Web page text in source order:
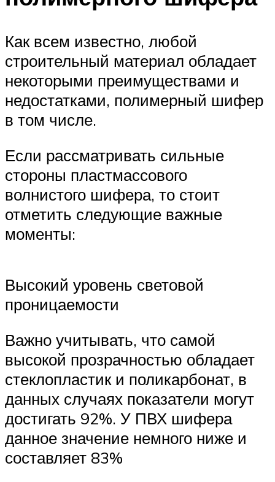
Как всем известно, любой
строительный материал обладает
некоторыми преимуществами и
недостатками, полимерный шифер
в том числе.
Если рассматривать сильные
стороны пластмассового
волнистого шифера, то стоит
отметить следующие важные
моменты:
Высокий уровень световой
проницаемости
Важно учитывать, что самой
высокой прозрачностью обладает
стеклопластик и поликарбонат, в
данных случаях показатели могут
достигать 92%. У ПВХ шифера
данное значение немного ниже и
составляет 83%